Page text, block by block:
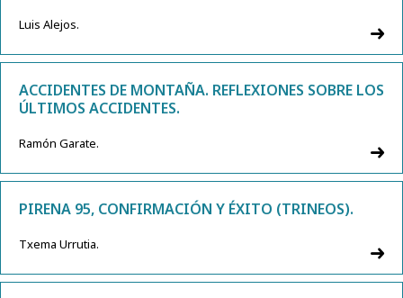
Luis Alejos.
ACCIDENTES DE MONTAÑA. REFLEXIONES SOBRE LOS
ÚLTIMOS ACCIDENTES.
Ramón Garate.
PIRENA 95, CONFIRMACIÓN Y ÉXITO (TRINEOS).
Txema Urrutia.